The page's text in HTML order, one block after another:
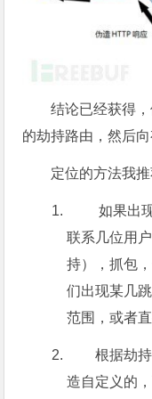
结论已经获得
的劫持路由，然后向
定位的方法我推
如果出
联系几位用
持），抓包
们出现某几
范围，或者
根据劫
造自定义的